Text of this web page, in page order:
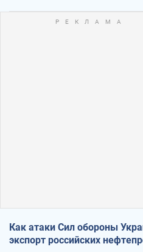
Как атаки Сил обороны
экспорт российских